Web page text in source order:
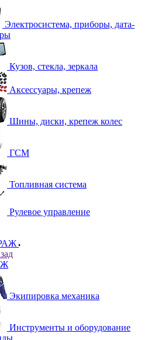
Электросистема, приборы, дата-
Кузов, стекла, зеркала
Аксессуары, крепеж
Шины, диски, крепеж колес
ГСМ
Топливная система
Рулевое управление
Экипировка механика
Инструменты и оборудование